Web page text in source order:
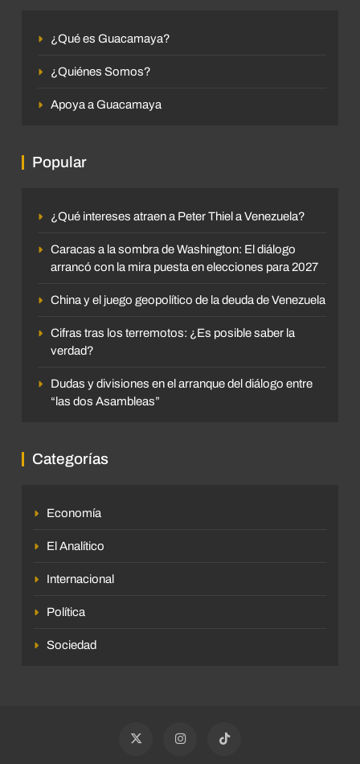
¿Qué es Guacamaya?
¿Quiénes Somos?
Apoya a Guacamaya
Popular
¿Qué intereses atraen a Peter Thiel a Venezuela?
Caracas a la sombra de Washington: El diálogo
arrancó con la mira puesta en elecciones para 2027
China y el juego geopolítico de la deuda de Venezuela
Cifras tras los terremotos: ¿Es posible saber la
verdad?
Dudas y divisiones en el arranque del diálogo entre
“las dos Asambleas”
Categorías
Economía
El Analítico
Internacional
Política
Sociedad